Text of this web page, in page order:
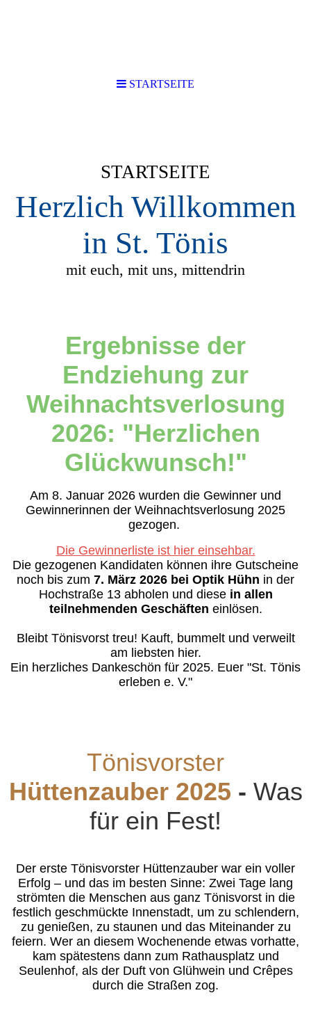
STARTSEITE
Herzlich Willkommen
in St. Tönis
mit euch, mit uns, mittendrin
Ergebnisse der
Endziehung zur
Weihnachtsverlosung
2026: "Herzlichen
Glückwunsch!"
Am 8. Januar 2026 wurden die Gewinner und
Gewinnerinnen der Weihnachtsverlosung 2025
gezogen.
Die Gewinnerliste ist hier einsehbar.
Die gezogenen Kandidaten können ihre Gutscheine
noch bis zum 7. März 2026 bei Optik Hühn in der
Hochstraße 13 abholen und diese in allen
teilnehmenden Geschäften einlösen.
Bleibt Tönisvorst treu! Kauft, bummelt und verweilt
am liebsten hier.
Ein herzliches Dankeschön für 2025. Euer "St. Tönis
erleben e. V."
Tönisvorster
Hüttenzauber 2025 - Was
für ein Fest!
Der erste Tönisvorster Hüttenzauber war ein voller
Erfolg – und das im besten Sinne: Zwei Tage lang
strömten die Menschen aus ganz Tönisvorst in die
festlich geschmückte Innenstadt, um zu schlendern,
zu genießen, zu staunen und das Miteinander zu
feiern. Wer an diesem Wochenende etwas vorhatte,
kam spätestens dann zum Rathausplatz und
Seulenhof, als der Duft von Glühwein und Crêpes
durch die Straßen zog.
STARTSEITE